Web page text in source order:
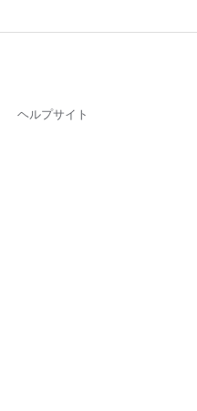
ヘルプサイト